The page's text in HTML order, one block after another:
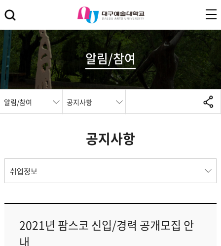
알림/참여
알림/참여 공지사항
공지사항
취업정보
2021년 팜스코 신입/경력 공개모집 안
내